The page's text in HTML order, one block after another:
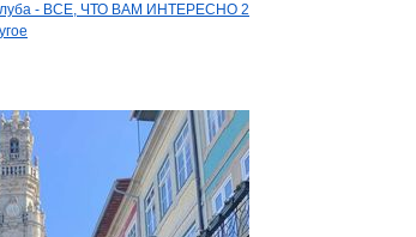
- ВСЕ, ЧТО ВАМ ИНТЕРЕСНО 2